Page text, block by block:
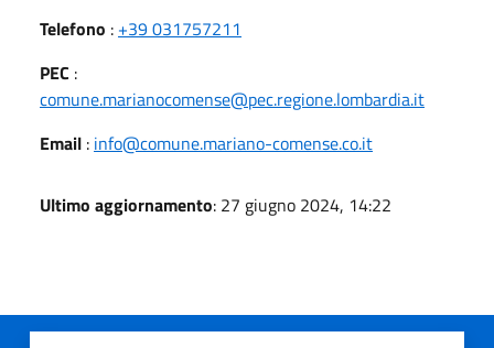
Telefono : +39 031757211
PEC :
comune.marianocomense@pec.regione.lombardia.it
Email : info@comune.mariano-comense.co.it
Ultimo aggiornamento: 27 giugno 2024, 14:22